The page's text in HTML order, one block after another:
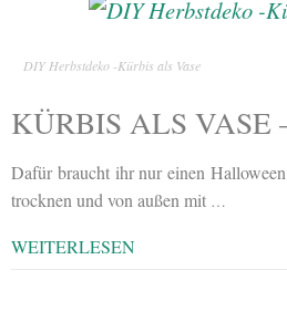
DIY Herbstdeko -Kürbis als Vase
KÜRBIS ALS VASE
Dafür braucht ihr nur einen
trocknen und von außen mit …
WEITERLESEN